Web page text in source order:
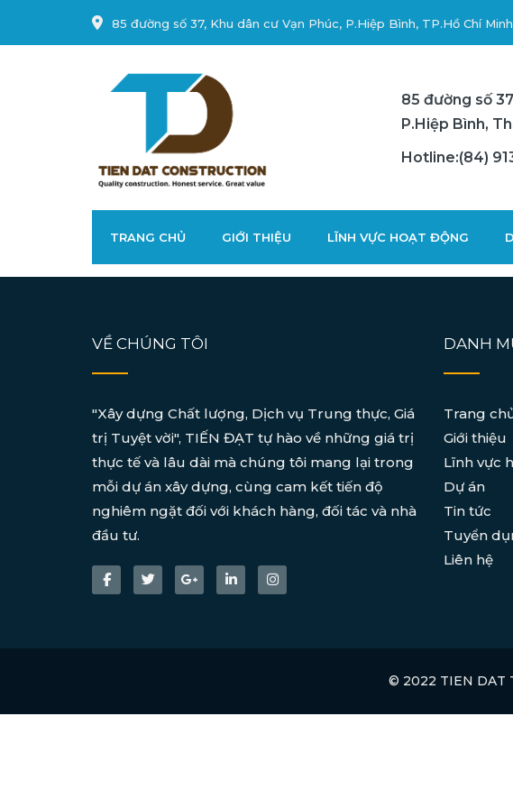
85 đường số 37, Khu dân cư Vạn Phúc, P.Hiệp Bình, TP.Hồ Chí Minh
85 đường số
P.Hiệp Bình,
Hotline:(84)
TRANG CHỦ GIỚI THIỆU LĨNH VỰC HOẠT ĐỘNG
VỀ CHÚNG TÔI
"Xây dựng Chất lượng, Dịch vụ Trung thực, Giá
trị Tuyệt vời", TIẾN ĐẠT tự hào về những giá trị
thực tế và lâu dài mà chúng tôi mang lại trong
mỗi dự án xây dựng, cùng cam kết tiến độ
nghiêm ngặt đối với khách hàng, đối tác và nhà
đầu tư.
DANH
Trang
Giới thiệu
Lĩnh vực
Dự án
Tin tức
Tuyển
Liên hệ
© 2022 TIEN DAT